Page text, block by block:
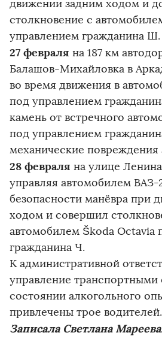
движении задним ходом и
столкновение с
управлением гражданина Ш.
27 февраля на 187 км
Балашов-Михайловка в
во время движения в
под управлением
камень от встречного
под управлением
механические
28 февраля на улице
управляя автомобилем ВАЗ-
безопасности манёвра при
ходом и совершил
автомобилем Škoda Octavia
гражданина Ч.
К административной
управление транспортными
состоянии алкогольного
привлечены трое водителей.
Записала Светлана